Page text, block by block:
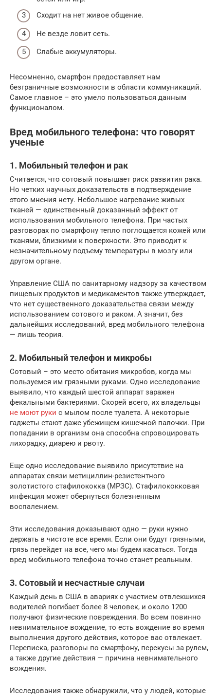
Сходит на нет живое общение.
Не везде ловит сеть.
Слабые аккумуляторы.
Несомненно, смартфон предоставляет нам
безграничные возможности в области коммуникаций.
Самое главное – это умело пользоваться данным
функционалом.
Вред мобильного телефона: что говорят
ученые
1. Мобильный телефон и рак
Считается, что сотовый повышает риск развития рака.
Но четких научных доказательств в подтверждение
этого мнения нету. Небольшое нагревание живых
тканей — единственный доказанный эффект от
использования мобильного телефона. При частых
разговорах по смартфону тепло поглощается кожей или
тканями, близкими к поверхности. Это приводит к
незначительному подъему температуры в мозгу или
другом органе.
Управление США по санитарному надзору за качеством
пищевых продуктов и медикаментов также утверждает,
что нет существенного доказательства связи между
использованием сотового и раком. А значит, без
дальнейших исследований, вред мобильного телефона
— лишь теория.
2. Мобильный телефон и микробы
Сотовый – это место обитания микробов, когда мы
пользуемся им грязными руками. Одно исследование
выявило, что каждый шестой аппарат заражен
фекальными бактериями. Скорей всего, их владельцы
не моют руки с мылом после туалета. А некоторые
гаджеты стают даже убежищем кишечной палочки. При
попадании в организм она способна спровоцировать
лихорадку, диарею и рвоту.
Еще одно исследование выявило присутствие на
аппаратах связи метициллин-резистентного
золотистого стафилококка (МРЗС). Стафилококковая
инфекция может обернуться болезненным
воспалением.
Эти исследования доказывают одно — руки нужно
держать в чистоте все время. Если они будут грязными,
грязь перейдет на все, чего мы будем касаться. Тогда
вред мобильного телефона точно станет реальным.
3. Сотовый и несчастные случаи
Каждый день в США в авариях с участием отвлекшихся
водителей погибает более 8 человек, и около 1200
получают физические повреждения. Во всем повинно
невнимательное вождение, то есть вождение во время
выполнения другого действия, которое вас отвлекает.
Переписка, разговоры по смартфону, перекусы за рулем,
а также другие действия — причина невнимательного
вождения.
Исследования также обнаружили, что у людей, которые